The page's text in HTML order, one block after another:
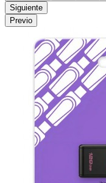
Siguiente
Previo